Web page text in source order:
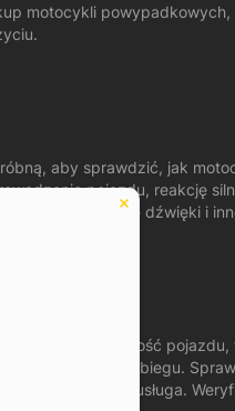
motocykli powypadkowych,
aby sprawdzić, jak
pojazdu, reakcję
niepożądane dźwięki i
i przeszłość pojazdu,
przebiegu.
dodatkowa usługa.